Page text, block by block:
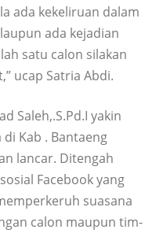
ada kekeliruan dalam
ada kejadian
satu calon silakan
ucap Satria Abdi.
Saleh,.S.Pd.I yakin
Kab . Bantaeng
lancar. Ditengah
Facebook yang
suasana
calon maupun tim-